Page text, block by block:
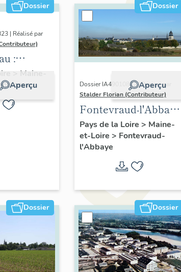
Dossier
Aperçu
| Réalisé par
:
de la
> Maine-
Dossier
Aperçu
Dossier IA49010822 | Réalisé par
Stalder Florian (Contributeur)
Fontevraud-l'Abbaye
: présentation de la
commune
Pays de la Loire > Maine-
et-Loire > Fontevraud-
l'Abbaye
Dossier Dossier